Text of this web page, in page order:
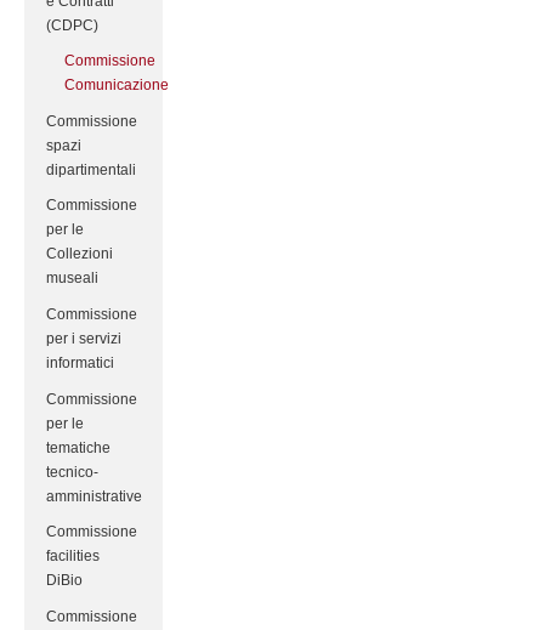
(CDPC)
Commissione
Comunicazione
Commissione
spazi
dipartimentali
Commissione
per le
Collezioni
museali
Commissione
per i servizi
informatici
Commissione
per le
tematiche
tecnico-
amministrative
Commissione
facilities
DiBio
Commissione